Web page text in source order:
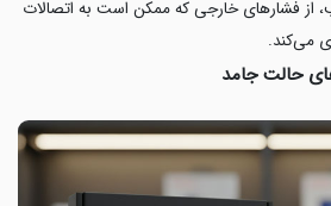
از فشارهای خارجی که ممکن است به اتصالات
می‌کند.